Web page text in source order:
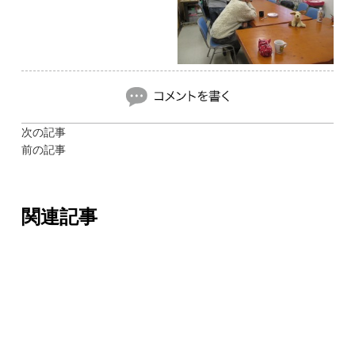
次の記事
前の記事
関連記事